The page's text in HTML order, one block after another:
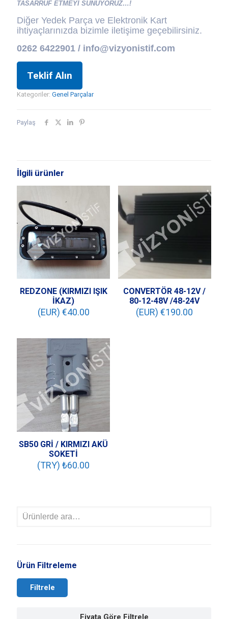
TASARRUF ETMEYİ SUNUYORUZ…!
Diğer Yedek Parça ve Elektronik Kart
ihtiyaçlarınızda bizimle iletişime geçebilirsiniz.
0262 6422901 / info@vizyonistif.com
Teklif Alın
Kategoriler: Genel Parçalar
Paylaş
İlgili ürünler
REDZONE (KIRMIZI IŞIK
İKAZ)
(EUR) €40.00
CONVERTÖR 48-12V /
80-12-48V /48-24V
(EUR) €190.00
SB50 GRİ / KIRMIZI AKÜ
SOKETİ
(TRY) ₺60.00
Ürün Filtreleme
Filtrele
Fiyata Göre Filtrele